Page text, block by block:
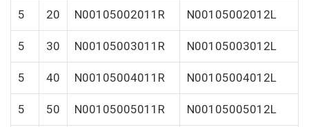
5 20 N00105002011R N00105002012L
5 30 N00105003011R N00105003012L
5 40 N00105004011R N00105004012L
5 50 N00105005011R N00105005012L